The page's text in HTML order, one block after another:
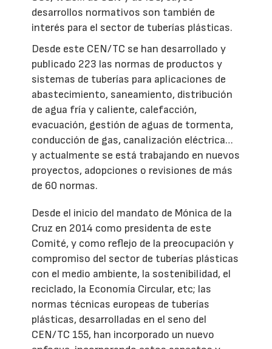
desarrollos normativos son también de
interés para el sector de tuberías plásticas.
Desde este CEN/TC se han desarrollado y
publicado 223 las normas de productos y
sistemas de tuberías para aplicaciones de
abastecimiento, saneamiento, distribución
de agua fría y caliente, calefacción,
evacuación, gestión de aguas de tormenta,
conducción de gas, canalización eléctrica…
y actualmente se está trabajando en nuevos
proyectos, adopciones o revisiones de más
de 60 normas.
Desde el inicio del mandato de Mónica de la
Cruz en 2014 como presidenta de este
Comité, y como reflejo de la preocupación y
compromiso del sector de tuberías plásticas
con el medio ambiente, la sostenibilidad, el
reciclado, la Economía Circular, etc; las
normas técnicas europeas de tuberías
plásticas, desarrolladas en el seno del
CEN/TC 155, han incorporado un nuevo